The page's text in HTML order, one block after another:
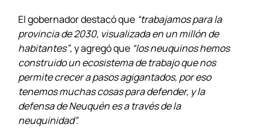
El gobernador destacó que “trabajamos para la
provincia de 2030, visualizada en un millón de
habitantes”, y agregó que “los neuquinos hemos
construido un ecosistema de trabajo que nos
permite crecer a pasos agigantados, por eso
tenemos muchas cosas para defender, y la
defensa de Neuquén es a través de la
neuquinidad”.